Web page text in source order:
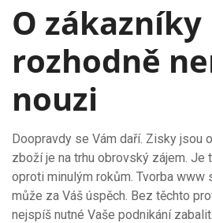
O zákazníky
rozhodně
nouzi
Doopravdy se Vám daří. Zisky jsou
zboží je na trhu obrovský zájem. Je
oproti minulým rokům. Tvorba www
může za Váš úspěch. Bez těchto
nejspíš nutné Vaše podnikání